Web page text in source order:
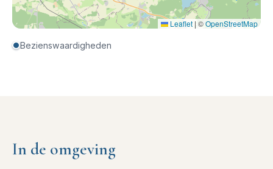
Leaflet | ©OpenStreetMap
Bezienswaardigheden
In de omgeving